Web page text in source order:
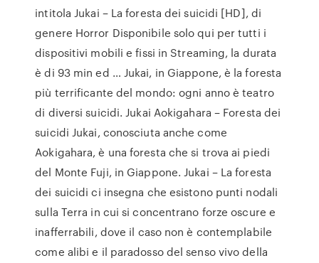
intitola Jukai – La foresta dei suicidi [HD], di
genere Horror Disponibile solo qui per tutti i
dispositivi mobili e fissi in Streaming, la durata
è di 93 min ed … Jukai, in Giappone, è la foresta
più terrificante del mondo: ogni anno è teatro
di diversi suicidi. Jukai Aokigahara – Foresta dei
suicidi Jukai, conosciuta anche come
Aokigahara, è una foresta che si trova ai piedi
del Monte Fuji, in Giappone. Jukai – La foresta
dei suicidi ci insegna che esistono punti nodali
sulla Terra in cui si concentrano forze oscure e
inafferrabili, dove il caso non è contemplabile
come alibi e il paradosso del senso vivo della